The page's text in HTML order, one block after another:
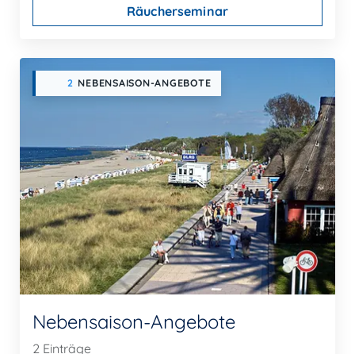
Räucherseminar
2 NEBENSAISON-ANGEBOTE
Nebensaison-Angebote
2 Einträge